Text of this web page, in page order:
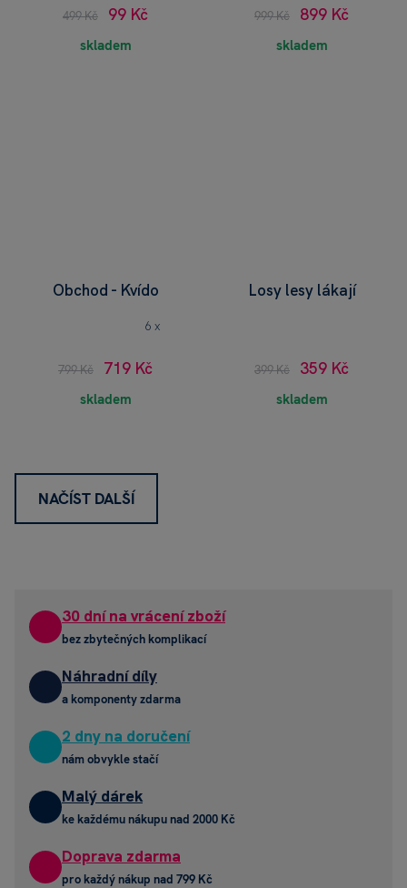
499 Kč 99 Kč
skladem
999 Kč 899 Kč
skladem
Obchod - Kvído
6 x
799 Kč 719 Kč
skladem
Losy lesy lákají
399 Kč 359 Kč
skladem
NAČÍST DALŠÍ
30 dní na vrácení zboží
bez zbytečných komplikací
Náhradní díly
a komponenty zdarma
2 dny na doručení
nám obvykle stačí
Malý dárek
ke každému nákupu nad 2000 Kč
Doprava zdarma
pro každý nákup nad 799 Kč